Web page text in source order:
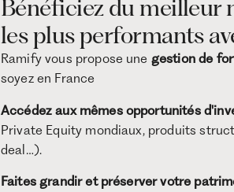
Bénéficiez du meilleur
les plus performants
Ramify vous propose une gestion de
soyez en France
Accédez aux mêmes opportunités
Private Equity mondiaux, produits
deal…).
Faites grandir et préserver votre